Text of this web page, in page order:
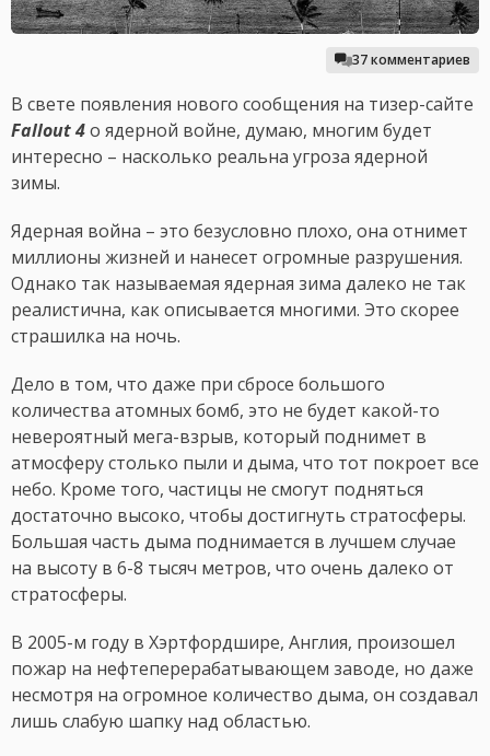
37 комментариев
В свете появления нового сообщения на тизер-сайте
Fallout 4о ядерной войне, думаю, многим будет
интересно – насколько реальна угроза ядерной
зимы.
Ядерная война – это безусловно плохо, она отнимет
миллионы жизней и нанесет огромные разрушения.
Однако так называемая ядерная зима далеко не так
реалистична, как описывается многими. Это скорее
страшилка на ночь.
Дело в том, что даже при сбросе большого
количества атомных бомб, это не будет какой-то
невероятный мега-взрыв, который поднимет в
атмосферу столько пыли и дыма, что тот покроет все
небо. Кроме того, частицы не смогут подняться
достаточно высоко, чтобы достигнуть стратосферы.
Большая часть дыма поднимается в лучшем случае
на высоту в 6-8 тысяч метров, что очень далеко от
стратосферы.
В 2005-м году в Хэртфордшире, Англия, произошел
пожар на нефтеперерабатывающем заводе, но даже
несмотря на огромное количество дыма, он создавал
лишь слабую шапку над областью.